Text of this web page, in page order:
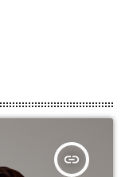
insert_link